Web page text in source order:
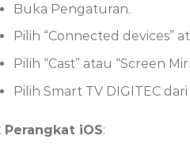
Buka Pengaturan.
Pilih “Connected devices”
Pilih “Cast” atau “Screen
Pilih Smart TV DIGITEC
Perangkat iOS: